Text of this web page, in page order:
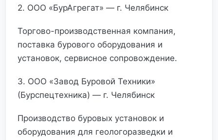
2. ООО «БурАгрегат» — г. Челябинск
Торгово-производственная компания,
поставка бурового оборудования и
установок, сервисное сопровождение.
3. ООО «Завод Буровой Техники»
(Бурспецтехника) — г. Челябинск
Производство буровых установок и
оборудования для геологоразведки и